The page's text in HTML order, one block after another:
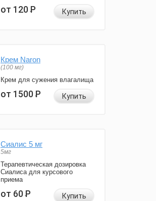
от 120Р Купить
Крем Naron
(100 мг)
Крем для сужения влагалища
от 1500Р Купить
Сиалис 5 мг
5мг
Терапевтическая дозировка
Сиалиса для курсового
приема
от 60Р Купить